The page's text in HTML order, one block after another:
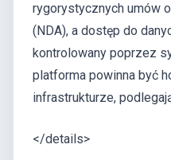
rygorystycznych umów
(NDA), a dostęp do
kontrolowany poprzez
platforma powinna być
infrastrukturze,
</details>